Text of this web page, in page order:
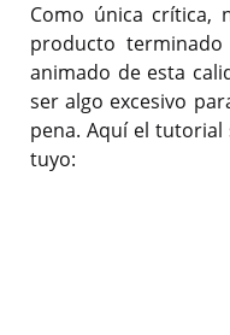
Como única crítica,
producto
animado de esta
ser algo excesivo
pena. Aquí el
tuyo: